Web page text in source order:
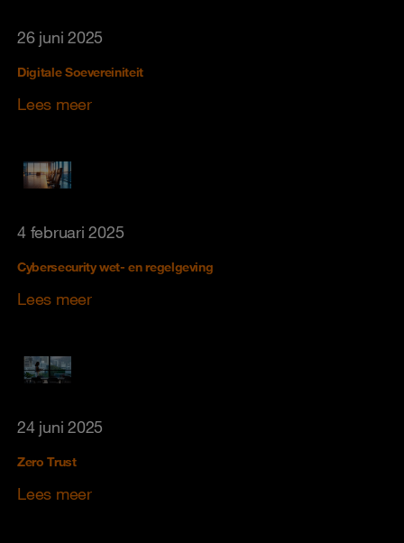
26 juni 2025
Digitale Soevereiniteit
Lees meer
4 februari 2025
Cybersecurity wet- en regelgeving
Lees meer
24 juni 2025
Zero Trust
Lees meer